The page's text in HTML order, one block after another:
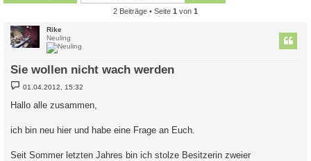
2 Beiträge • Seite 1 von 1
Rike
Neuling
Sie wollen nicht wach werden
B
e
i
t
g
01.04.2012, 15:32
Hallo alle zusammen,
ich bin neu hier und habe eine Frage an Euch.
Seit Sommer letzten Jahres bin ich stolze Besitzerin zweier